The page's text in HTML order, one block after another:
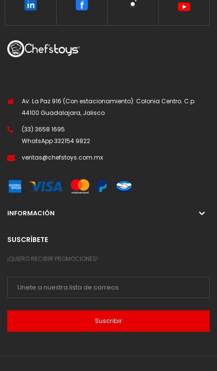
Av. La Paz 916 (Con estacionamiento): Colonia Centro. C.p.
44100 Guadalajara, Jalisco
(33) 3658 1695
WhatsApp332154 9822
ventas@chefstoys.com.mx
INFORMACIÓN
SUSCRÍBETE
¡QUIERO RECIBIR PROMOCIONES!
Suscribir